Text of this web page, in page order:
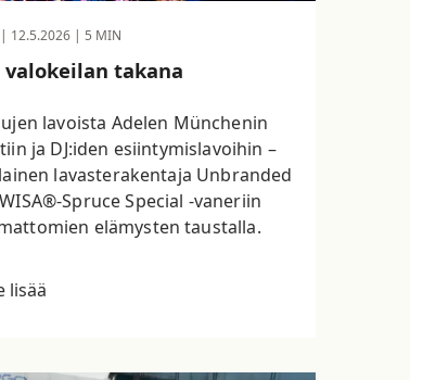
12.5.2026 | 5 MIN
valokeilan takana
lavoista Adelen Münchenin
ja DJ:iden esiintymislavoihin –
lavasterakentaja Unbranded
Spruce Special -vaneriin
elämysten taustalla.
lisää